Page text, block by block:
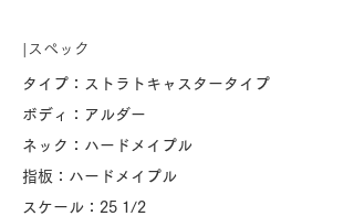
|​スペック
タイプ：ストラトキャスタータイプ
ボディ：アルダー
ネック：ハードメイプル
指板：ハードメイプル
スケール：25 1/2